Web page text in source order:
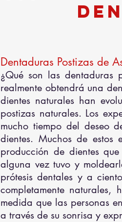
Dentaduras Postizas de
¿Qué son las dentaduras
realmente obtendrá una
dientes naturales han
postizas naturales. Los
mucho tiempo del deseo
dientes. Muchos de estos
producción de dientes
alguna vez tuvo y
prótesis dentales y a
completamente
medida que las personas
a través de su sonrisa y